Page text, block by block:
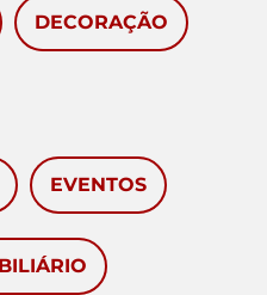
DECORAÇÃO
EVENTOS